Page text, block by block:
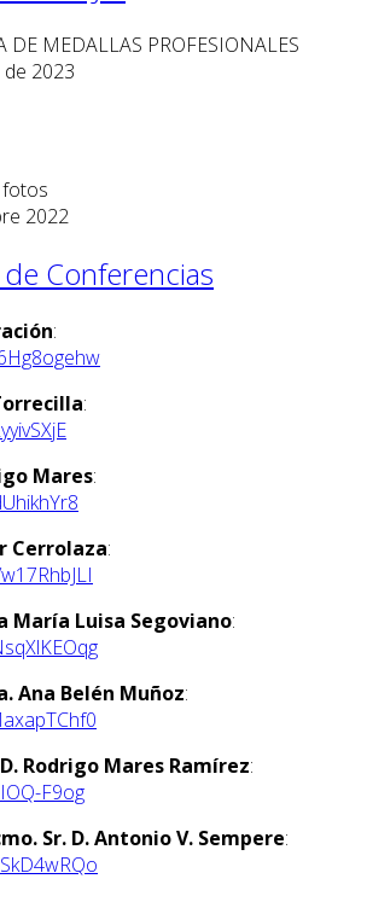
DE MEDALLAS PROFESIONALES
de 2023
fotos
2022
Conferencias
:
:
Mares:
Cerrolaza:
María Luisa Segoviano:
Ana Belén Muñoz:
Rodrigo Mares Ramírez:
F9og
Sr. D. Antonio V. Sempere: